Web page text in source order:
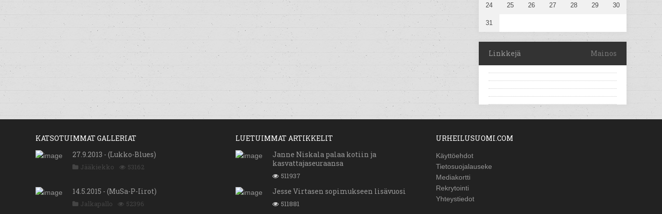
24 25 26 27 28 29 30
31
Linkkejä Mainos
KATSOTUIMMAT GALLERIAT
27.9.2013 - (Lukko-Blues)
Jääkiekko 53162
14.5.2015 - (MuSa-P-Iirot)
Jalkapallo 52396
LUETUIMMAT ARTIKKELIT
Janne Niskala palaa kotiin ja
kasvattajaseuraansa
511937
Jesse Virtasen sopimukseen lisävuosi
511881
URHEILUSUOMI.COM
Käyttöehdot
Tietosuojalauseke
Mediakortti
Rekrytointi
Yhteystiedot